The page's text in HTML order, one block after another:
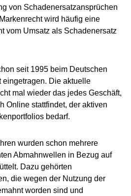
von Schadenersatzansprüchen
wird häufig eine
vom Umsatz als Schadenersatz
seit 1995 beim Deutschen
eingetragen. Die aktuelle
mal wieder das jedes Geschäft,
Online stattfindet, der aktiven
bedarf.
wurden schon mehrere
Abmahnwellen in Bezug auf
Dazu gehörten
die wegen der Nutzung der
worden sind und